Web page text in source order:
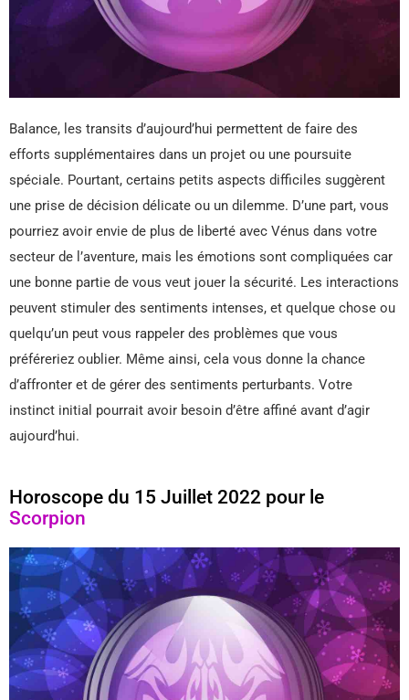
Balance, les transits d’aujourd’hui permettent de faire des
efforts supplémentaires dans un projet ou une poursuite
spéciale. Pourtant, certains petits aspects difficiles suggèrent
une prise de décision délicate ou un dilemme. D’une part, vous
pourriez avoir envie de plus de liberté avec Vénus dans votre
secteur de l’aventure, mais les émotions sont compliquées car
une bonne partie de vous veut jouer la sécurité. Les interactions
peuvent stimuler des sentiments intenses, et quelque chose ou
quelqu’un peut vous rappeler des problèmes que vous
préféreriez oublier. Même ainsi, cela vous donne la chance
d’affronter et de gérer des sentiments perturbants. Votre
instinct initial pourrait avoir besoin d’être affiné avant d’agir
aujourd’hui.
Horoscope du 15 Juillet 2022 pour le
Scorpion